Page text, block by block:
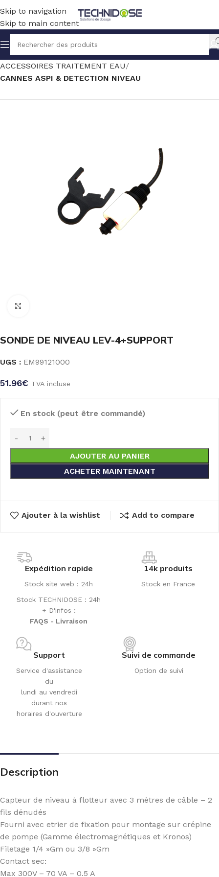
Skip to navigation
Skip to main content
Accueil TRAITEMENT EAU
ACCESSOIRES TRAITEMENT EAU
CANNES ASPI & DETECTION NIVEAU
SONDE DE NIVEAU LEV-4+SUPPORT
UGS : EM99121000
51.96€ TVA incluse
En stock (peut être commandé)
AJOUTER AU PANIER
ACHETER MAINTENANT
Ajouter à la wishlist Add to compare
Expédition rapide
Stock site web : 24h
Stock TECHNIDOSE : 24h
+ D'infos :
FAQS - Livraison
14k produits
Stock en France
Support
Service d'assistance
du
lundi au vendredi
durant nos
horaires d'ouverture
Suivi de commande
Option de suivi
Description
Capteur de niveau à flotteur avec 3 mètres de câble – 2
fils dénudés
Fourni avec etrier de fixation pour montage sur crépine
de pompe (Gamme électromagnétiques et Kronos)
Filetage 1/4 »Gm ou 3/8 »Gm
Contact sec:
Max 300V – 70 VA – 0.5 A